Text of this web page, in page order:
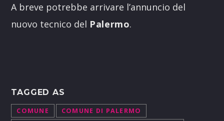
A breve potrebbe arrivare l’annuncio del
nuovo tecnico del Palermo.
TAGGED AS
COMUNE
COMUNE DI PALERMO